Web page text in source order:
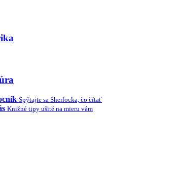
Spýtajte sa Sherlocka, čo čítať
Knižné tipy ušité na mieru vám